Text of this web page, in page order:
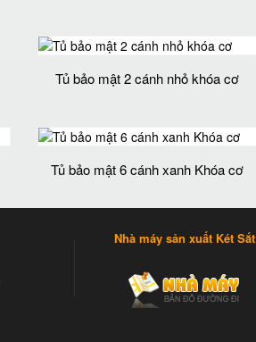
Tủ bảo mật 2 cánh nhỏ khóa cơ
Tủ bảo mật 6 cánh xanh Khóa cơ
Nhà máy sản xuất Két Sắt